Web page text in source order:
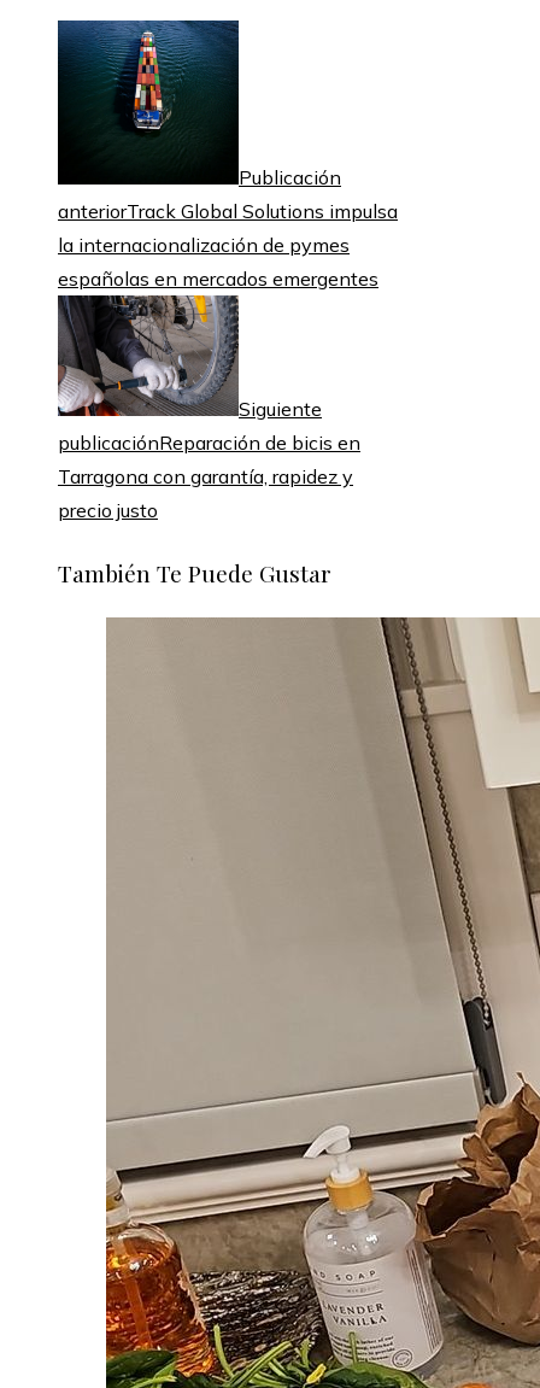
Publicación
anteriorTrack Global Solutions impulsa
la internacionalización de pymes
españolas en mercados emergentes
Siguiente
publicaciónReparación de bicis en
Tarragona con garantía, rapidez y
precio justo
También Te Puede Gustar